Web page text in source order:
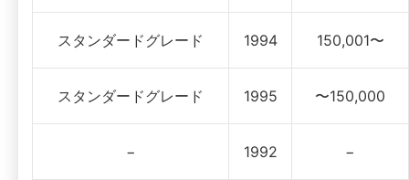
スタンダードグレード 1994 150,001〜
スタンダードグレード 1995 〜150,000
− 1992 −